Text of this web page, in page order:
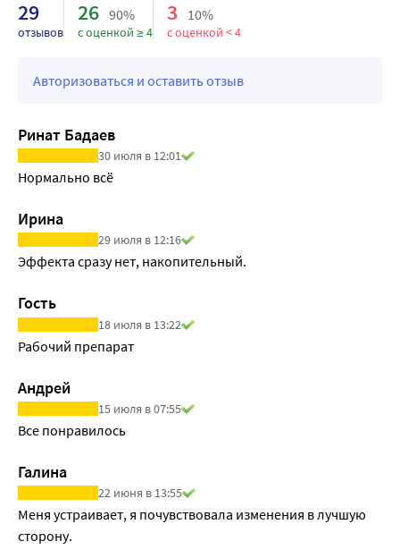
активность и интеллектуальные способности.
• Устраняет головную боль, головокружение, шум в ушах.
при ходьбе, судорогах, онемении.
• Регулирует свертываемость крови.
• Нормализует проницаемость сосудов.
29
отзывов
26 90%
с оценкой ≥ 4
3 10%
с оценкой < 4
Авторизоваться и оставить отзыв
Ринат Бадаев
30 июля в 12:01
Нормально всё
Ирина
29 июля в 12:16
Эффекта сразу нет, накопительный.
Гость
18 июля в 13:22
Рабочий препарат
Андрей
15 июля в 07:55
Все понравилось
Галина
22 июня в 13:55
Меня устраивает, я почувствовала изменения в лучшую
сторону.